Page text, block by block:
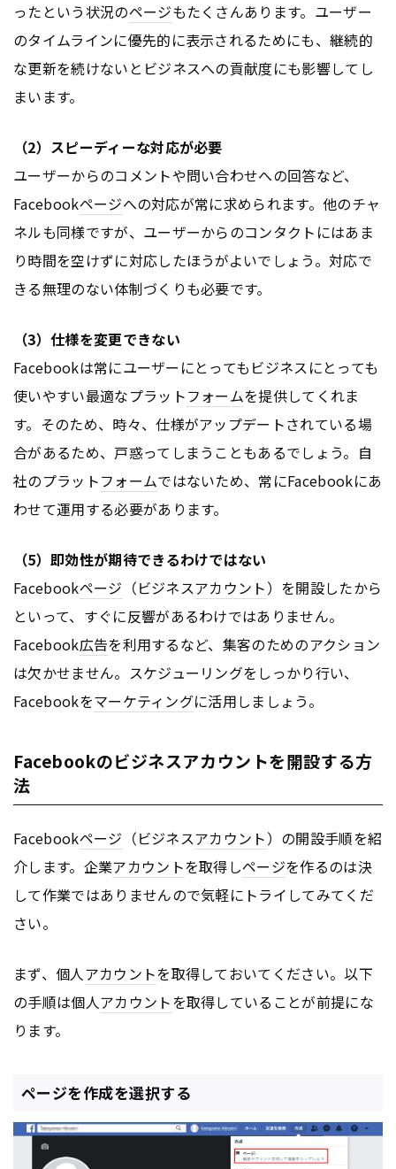
ったという状況のページもたくさんあります。ユーザー
のタイムラインに優先的に表示されるためにも、継続的
な更新を続けないとビジネスへの貢献度にも影響してし
まいます。
（2）スピーディーな対応が必要
ユーザーからのコメントや問い合わせへの回答など、
Facebookページへの対応が常に求められます。他のチャ
ネルも同様ですが、ユーザーからのコンタクトにはあま
り時間を空けずに対応したほうがよいでしょう。対応で
きる無理のない体制づくりも必要です。
（3）仕様を変更できない
Facebookは常にユーザーにとってもビジネスにとっても
使いやすい最適なプラットフォームを提供してくれま
す。そのため、時々、仕様がアップデートされている場
合があるため、戸惑ってしまうこともあるでしょう。自
社のプラットフォームではないため、常にFacebookにあ
わせて運用する必要があります。
（5）即効性が期待できるわけではない
Facebookページ （ビジネスアカウント）を開設したから
といって、すぐに反響があるわけではありません。
Facebook広告を利用するなど、集客のためのアクション
は欠かせません。スケジューリングをしっかり行い、
Facebookをマーケティングに活用しましょう。
Facebookのビジネスアカウントを開設する方
法
Facebookページ （ビジネスアカウント）の開設手順を紹
介します。企業アカウントを取得しページを作るのは決
して作業ではありませんので気軽にトライしてみてくだ
さい。
まず、個人アカウントを取得しておいてください。以下
の手順は個人アカウントを取得していることが前提にな
ります。
ページを作成を選択する